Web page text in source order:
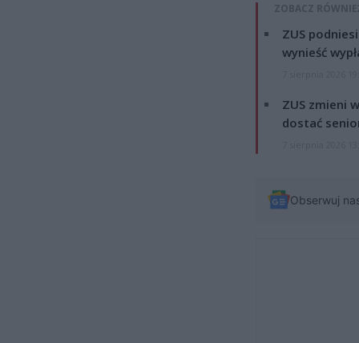
ZOBACZ
ZUS
wynieść
ZUS zmieni
dostać
Obserwuj